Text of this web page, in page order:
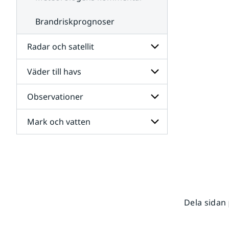
Brandriskprognoser
Radar och satellit
Undersidor
för
Radar
och
satellit
Väder till havs
Undersidor
för
Väder
till
havs
Observationer
Undersidor
för
Mark och vatten
Dela sidan